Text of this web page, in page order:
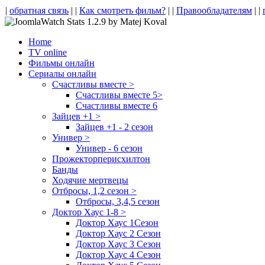
| обратная связь | | Как смотреть фильм? | | Правообладателям | |
Home
TV online
Фильмы онлайн
Сериалы онлайн
Счастливы вместе >
Счастливы вместе 5>
Счастливы вместе 6
Зайцев +1 >
Зайцев +1 - 2 сезон
Универ >
Универ - 6 сезон
Прожекторперисхилтон
Банды
Ходячие мертвецы
Отбросы, 1,2 сезон >
Отбросы, 3,4,5 сезон
Доктор Хаус 1-8 >
Доктор Хаус 1Сезон
Доктор Хаус 2 Сезон
Доктор Хаус 3 Сезон
Доктор Хаус 4 Сезон